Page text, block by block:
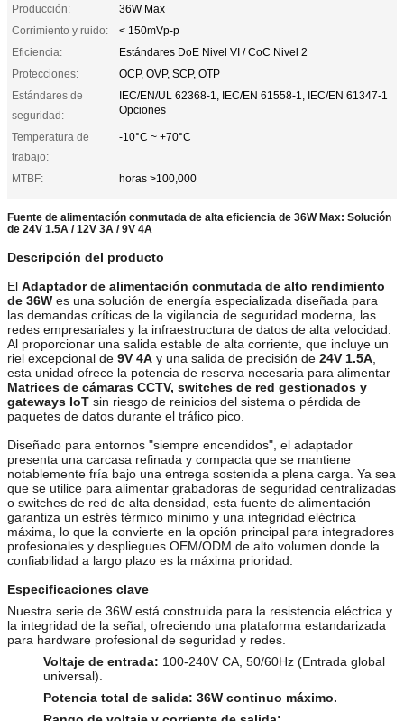
Producción:
36W Max
Corrimiento y ruido:
< 150mVp-p
Eficiencia:
Estándares DoE Nivel VI / CoC Nivel 2
Protecciones:
OCP, OVP, SCP, OTP
Estándares de
seguridad:
IEC/EN/UL 62368-1, IEC/EN 61558-1, IEC/EN 61347-1
Opciones
Temperatura de
trabajo:
-10°C ~ +70°C
MTBF: horas >100,000
Fuente de alimentación conmutada de alta eficiencia de 36W Max: Solución
de 24V 1.5A / 12V 3A / 9V 4A
Descripción del producto
El Adaptador de alimentación conmutada de alto rendimiento
de 36W es una solución de energía especializada diseñada para
las demandas críticas de la vigilancia de seguridad moderna, las
redes empresariales y la infraestructura de datos de alta velocidad.
Al proporcionar una salida estable de alta corriente, que incluye un
riel excepcional de 9V 4A y una salida de precisión de 24V 1.5A
esta unidad ofrece la potencia de reserva necesaria para alimentar
Matrices de cámaras CCTV, switches de red gestionados y
gateways IoT sin riesgo de reinicios del sistema o pérdida de
paquetes de datos durante el tráfico pico.
Diseñado para entornos "siempre encendidos", el adaptador
presenta una carcasa refinada y compacta que se mantiene
notablemente fría bajo una entrega sostenida a plena carga. Ya sea
que se utilice para alimentar grabadoras de seguridad centralizadas
o switches de red de alta densidad, esta fuente de alimentación
garantiza un estrés térmico mínimo y una integridad eléctrica
máxima, lo que la convierte en la opción principal para integradores
profesionales y despliegues OEM/ODM de alto volumen donde la
confiabilidad a largo plazo es la máxima prioridad.
Especificaciones clave
Nuestra serie de 36W está construida para la resistencia eléctrica y
la integridad de la señal, ofreciendo una plataforma estandarizada
para hardware profesional de seguridad y redes.
Voltaje de entrada: 100-240V CA, 50/60Hz (Entrada global
universal).
Potencia total de salida: 36W continuo máximo.